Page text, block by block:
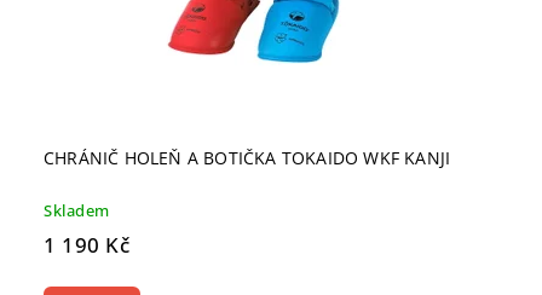
CHRÁNIČ HOLEŇ A BOTIČKA TOKAIDO WKF KANJI
Skladem
1 190 Kč